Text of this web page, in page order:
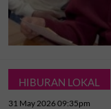
HIBURAN LOKAL
31 May 2026 09:35pm